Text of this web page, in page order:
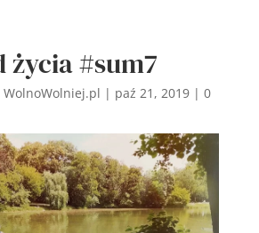
życia #sum7
WolnoWolniej.pl | paź 21, 2019| 0